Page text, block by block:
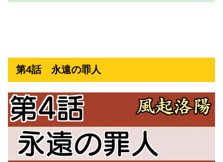
第4話 永遠の罪人